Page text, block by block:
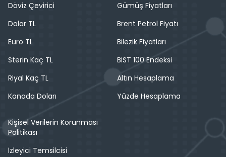
Döviz Çevirici
Dolar TL
Euro TL
Sterin Kaç TL
Riyal Kaç TL
Kanada Doları
Gümüş Fiyatları
Brent Petrol Fiyatı
Bilezik Fiyatları
BIST 100 Endeksi
Altın Hesaplama
Yüzde Hesaplama
Kişisel Verilerin Korunması
Politikası
İzleyici Temsilcisi